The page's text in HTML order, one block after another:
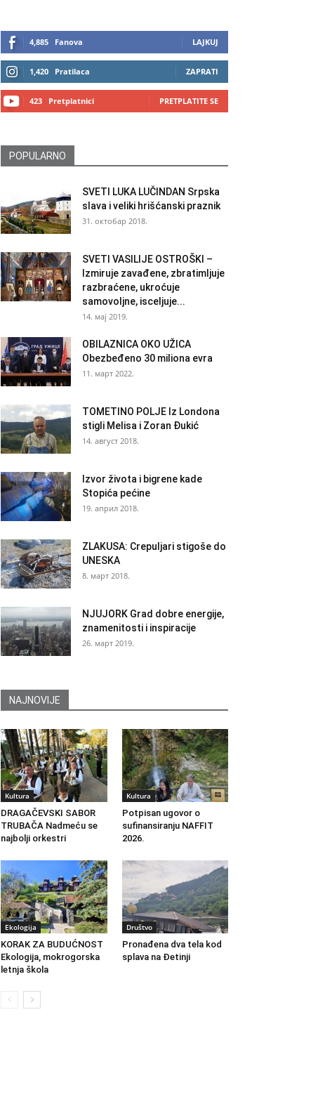
4,885 Fanova LAJKUJ
1,420 Pratilaca ZAPRATI
423 Pretplatnici PRETPLATITE SE
POPULARNO
SVETI LUKA LUČINDAN Srpska
slava i veliki hrišćanski praznik
31. октобар 2018.
SVETI VASILIJE OSTROŠKI –
Izmiruje zavađene, zbratimljuje
razbraćene, ukroćuje
samovoljne, isceljuje...
14. мај 2019.
OBILAZNICA OKO UŽICA
Obezbeđeno 30 miliona evra
11. март 2022.
TOMETINO POLJE Iz Londona
stigli Melisa i Zoran Đukić
14. август 2018.
Izvor života i bigrene kade
Stopića pećine
19. април 2018.
ZLAKUSA: Crepuljari stigoše do
UNESKA
8. март 2018.
NJUJORK Grad dobre energije,
znamenitosti i inspiracije
26. март 2019.
NAJNOVIJE
Kultura
DRAGAČEVSKI SABOR
TRUBAČA Nadmeću se
najbolji orkestri
Kultura
Potpisan ugovor o
sufinansiranju NAFFIT
2026.
Ekologija
KORAK ZA BUDUĆNOST
Ekologija, mokrogorska
letnja škola
Društvo
Pronađena dva tela kod
splava na Đetinji